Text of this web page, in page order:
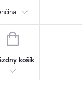
NÁKUPNÝ
košík